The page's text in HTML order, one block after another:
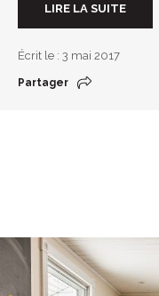
LIRE LA SUITE
Écrit le : 3 mai 2017
Partager